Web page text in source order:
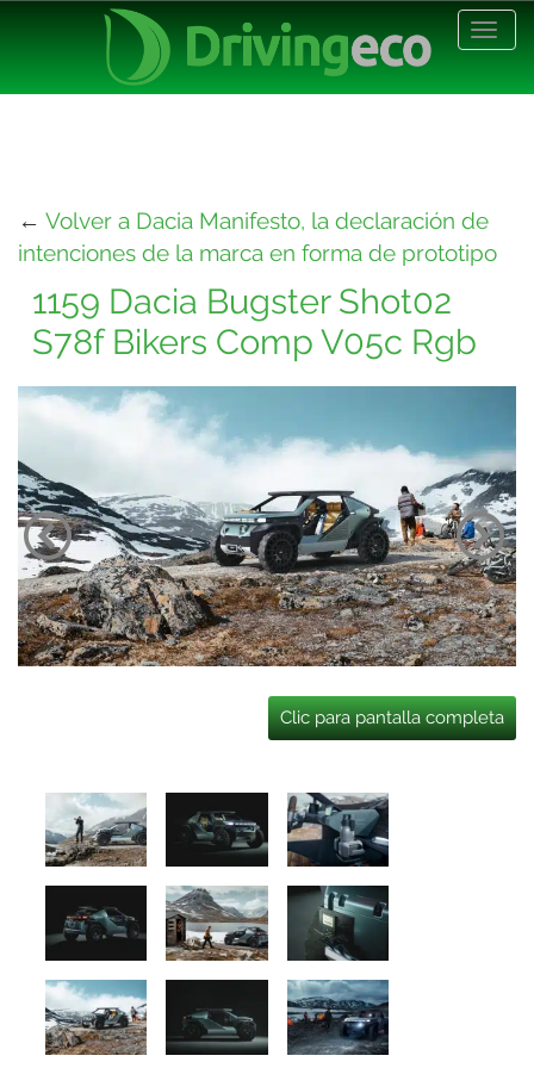
← Volver a Dacia Manifesto, la declaración de
intenciones de la marca en forma de prototipo
1159 Dacia Bugster Shot02
S78f Bikers Comp V05c Rgb
Clic para pantalla completa